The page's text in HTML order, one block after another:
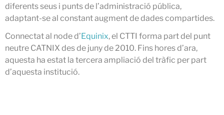
juliol 2026
abril 2026
febrer 2026
diferents seus i punts de l’administració pública,
adaptant-se al constant augment de dades compartides.
Connectat al node d’Equinix, el CTTI forma part del punt
neutre CATNIX des de juny de 2010. Fins hores d’ara,
aquesta ha estat la tercera ampliació del tràfic per part
d’aquesta institució.